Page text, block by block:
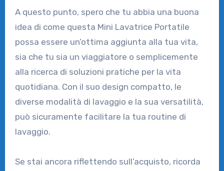
A questo punto, spero che tu abbia una buona
idea di come questa Mini Lavatrice Portatile
possa essere un’ottima aggiunta alla tua vita,
sia che tu sia un viaggiatore o semplicemente
alla ricerca di soluzioni pratiche per la vita
quotidiana. Con il suo design compatto, le
diverse modalità di lavaggio e la sua versatilità,
può sicuramente facilitare la tua routine di
lavaggio.
Se stai ancora riflettendo sull’acquisto, ricorda